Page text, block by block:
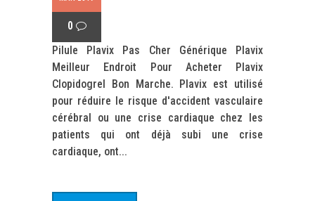
0
Pilule Plavix Pas Cher Générique Plavix
Meilleur Endroit Pour Acheter Plavix
Clopidogrel Bon Marche. Plavix est utilisé
pour réduire le risque d'accident vasculaire
cérébral ou une crise cardiaque chez les
patients qui ont déjà subi une crise
cardiaque, ont...